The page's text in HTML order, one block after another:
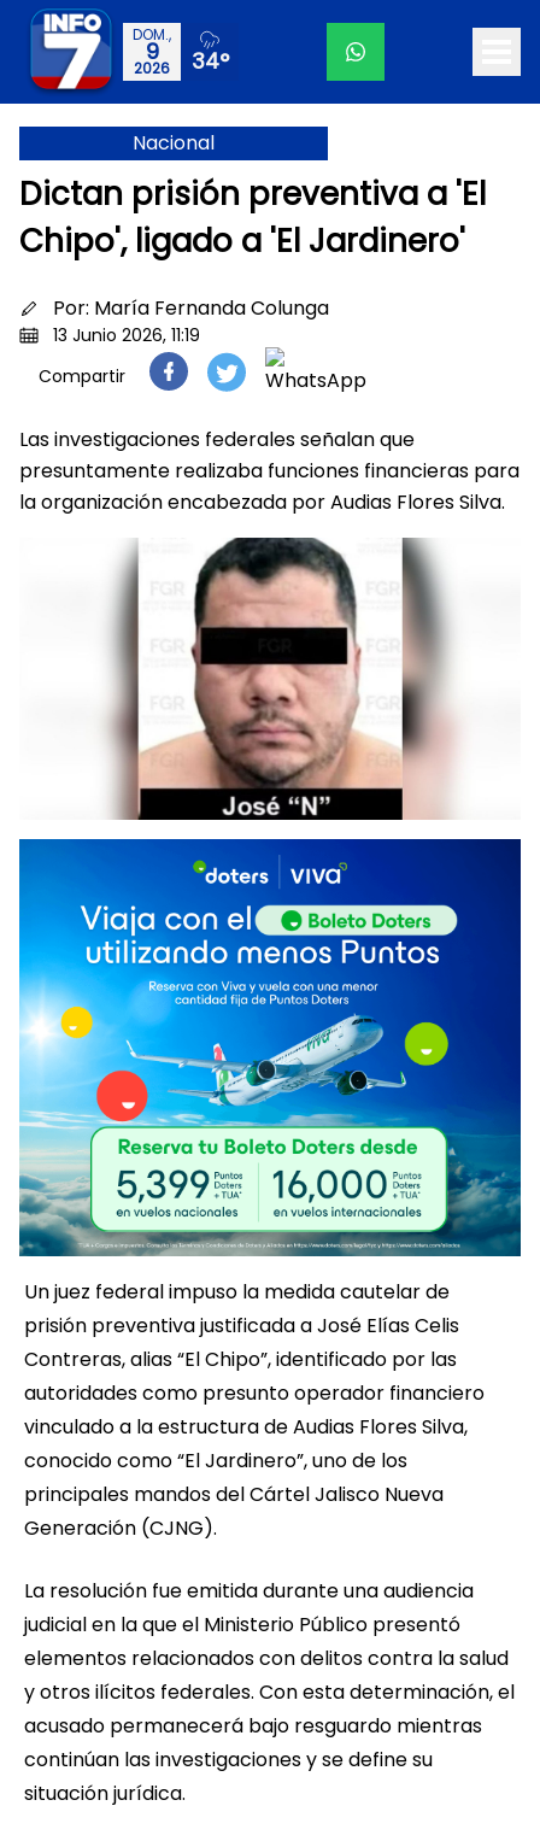
DOM.,
9
2026 34°
Nacional
Dictan prisión preventiva a 'El
Chipo', ligado a 'El Jardinero'
Por: María Fernanda Colunga
13 Junio 2026, 11:19
Compartir
Las investigaciones federales señalan que
presuntamente realizaba funciones financieras para
la organización encabezada por Audias Flores Silva.
Un juez federal impuso la medida cautelar de
prisión preventiva justificada a José Elías Celis
Contreras, alias “El Chipo”, identificado por las
autoridades como presunto operador financiero
vinculado a la estructura de Audias Flores Silva,
conocido como “El Jardinero”, uno de los
principales mandos del Cártel Jalisco Nueva
Generación (CJNG).
La resolución fue emitida durante una audiencia
judicial en la que el Ministerio Público presentó
elementos relacionados con delitos contra la salud
y otros ilícitos federales. Con esta determinación, el
acusado permanecerá bajo resguardo mientras
continúan las investigaciones y se define su
situación jurídica.